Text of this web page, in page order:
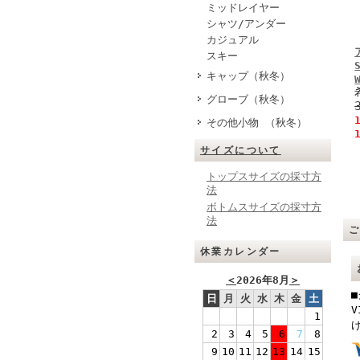
ミッドレイヤー
シャツ/アンダー
カジュアル
スキー
キャップ（秋冬）
グローブ（秋冬）
その他小物 （秋冬）
サイズについて
トップスサイズの採寸方
法
ボトムスサイズの採寸方
法
休業カレンダー
＜2026年8月 ＞
日
月 火 水 木 金 土
1
2
3 4 5 6 7
8
9 10 11 12 13 14 15
■